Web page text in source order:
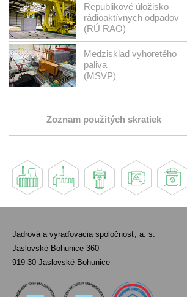
Republikové úložisko
rádioaktívnych odpadov
(RÚ RAO)
Medzisklad vyhoretého
paliva
(MSVP)
Zoznam použitých skratiek
Jadrová a vyraďovacia spoločnosť, a. s.
Jaslovské Bohunice 360
919 30 Jaslovské Bohunice